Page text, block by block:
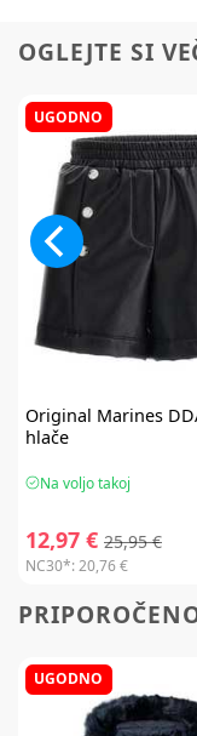
OGLEJTE SI
UGODNO
Original Marines
hlače
Na voljo takoj
12,97 € 25,95 €
NC30*:20,76 €
UGODNO